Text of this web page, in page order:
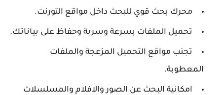
محرك بحث قوي للبحث داخل مواقع التورنت.
تحميل الملفات بسرعة وسرية وحفاظ على بياناتك.
تجنب مواقع التحميل المزعجة والملفات
المعطوبة.
امكانية البحث عن الصور والافلام والمسلسلات